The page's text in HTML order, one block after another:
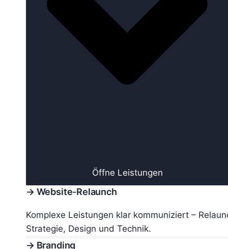
Öffne Leistungen
→ Website-Relaunch
Komplexe Leistungen klar kommuniziert –
Strategie, Design und Technik.
→ Branding